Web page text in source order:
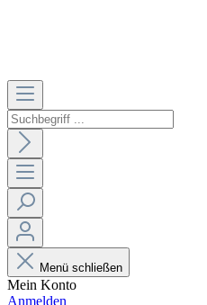
Menü schließen
Mein Konto
Anmelden